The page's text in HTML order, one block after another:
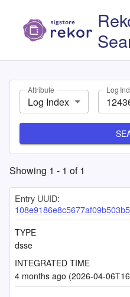
Attribute
Log Index
Log
Showing 1 - 1 of1
Entry UUID:
TYPE
dsse
INTEGRATED TIME
4 months ago (2026-04-